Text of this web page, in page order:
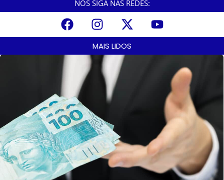
NOS SIGA NAS REDES:
MAIS LIDOS